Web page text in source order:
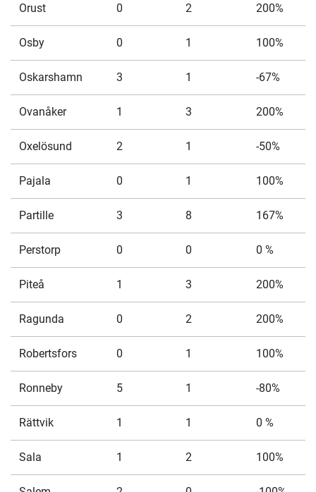
Orust 0 2 200%
Osby 0 1 100%
Oskarshamn 3 1 -67%
Ovanåker 1 3 200%
Oxelösund 2 1 -50%
Pajala 0 1 100%
Partille 3 8 167%
Perstorp 0 0 0 %
Piteå 1 3 200%
Ragunda 0 2 200%
Robertsfors 0 1 100%
Ronneby 5 1 -80%
Rättvik 1 1 0 %
Sala 1 2 100%